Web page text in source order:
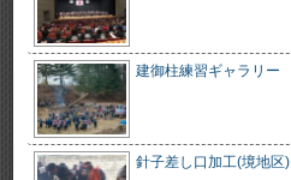
建御柱練習ギャラリー
針子差し口加工(境地区)